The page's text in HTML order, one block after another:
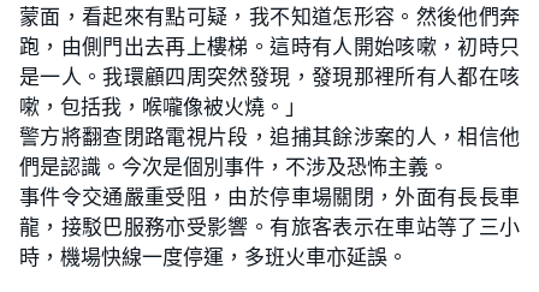
蒙面，看起來有點可疑，我不知道怎形容。然後他們奔
跑，由側門出去再上樓梯。這時有人開始咳嗽，初時只
是一人。我環顧四周突然發現，發現那裡所有人都在咳
嗽，包括我，喉嚨像被火燒。」
警方將翻查閉路電視片段，追捕其餘涉案的人，相信他
們是認識。今次是個別事件，不涉及恐怖主義。
事件令交通嚴重受阻，由於停車場關閉，外面有長長車
龍，接駁巴服務亦受影響。有旅客表示在車站等了三小
時，機場快線一度停運，多班火車亦延誤。